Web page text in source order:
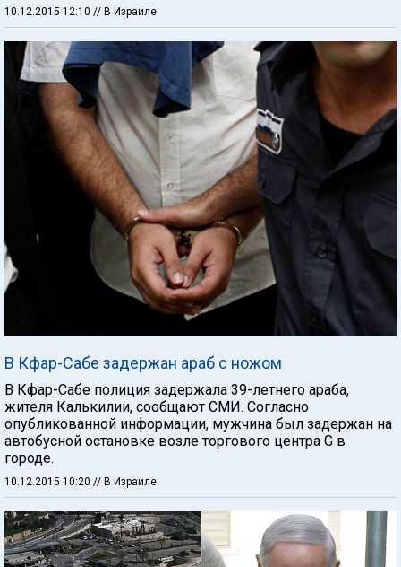
10.12.2015 12:10 // В Израиле
В Кфар-Сабе задержан араб с ножом
В Кфар-Сабе полиция задержала 39-летнего араба,
жителя Калькилии, сообщают СМИ. Согласно
опубликованной информации, мужчина был задержан на
автобусной остановке возле торгового центра G в
городе.
10.12.2015 10:20 // В Израиле